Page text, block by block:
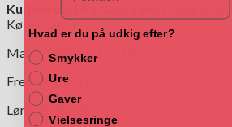
Kultorvets Ure Guld Sølv:
København K.
Man – Torsdag: 10 - 18
Fredag: 10 - 19
Lørdag: 10 - 16
Hvad er du på udkig efter?
Smykker
Ure
Gaver
Vielsesringe